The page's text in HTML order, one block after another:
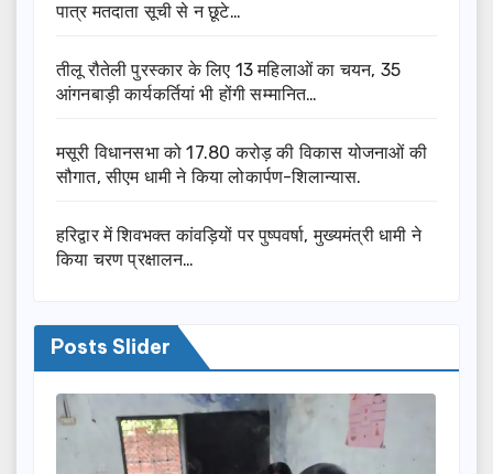
पात्र मतदाता सूची से न छूटे…
तीलू रौतेली पुरस्कार के लिए 13 महिलाओं का चयन, 35
आंगनबाड़ी कार्यकर्तियां भी होंगी सम्मानित…
मसूरी विधानसभा को 17.80 करोड़ की विकास योजनाओं की
सौगात, सीएम धामी ने किया लोकार्पण-शिलान्यास.
हरिद्वार में शिवभक्त कांवड़ियों पर पुष्पवर्षा, मुख्यमंत्री धामी ने
किया चरण प्रक्षालन…
Posts Slider